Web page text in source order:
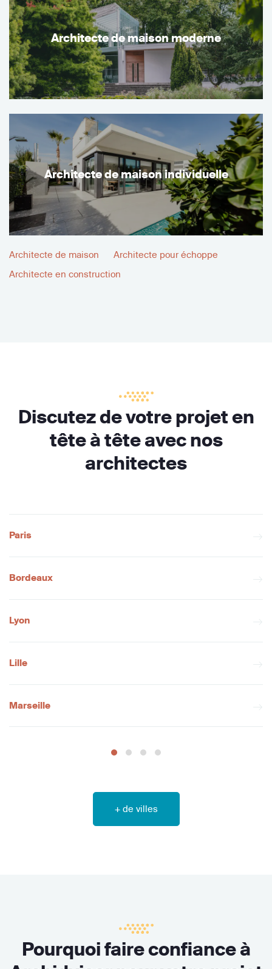
Architecte de maison moderne
Architecte de maison individuelle
Architecte de maison
Architecte pour échoppe
Architecte en construction
Discutez de votre projet en
tête à tête avec nos
architectes
Paris
Bordeaux
Lyon
Lille
Marseille
+ de villes
Pourquoi faire confiance à